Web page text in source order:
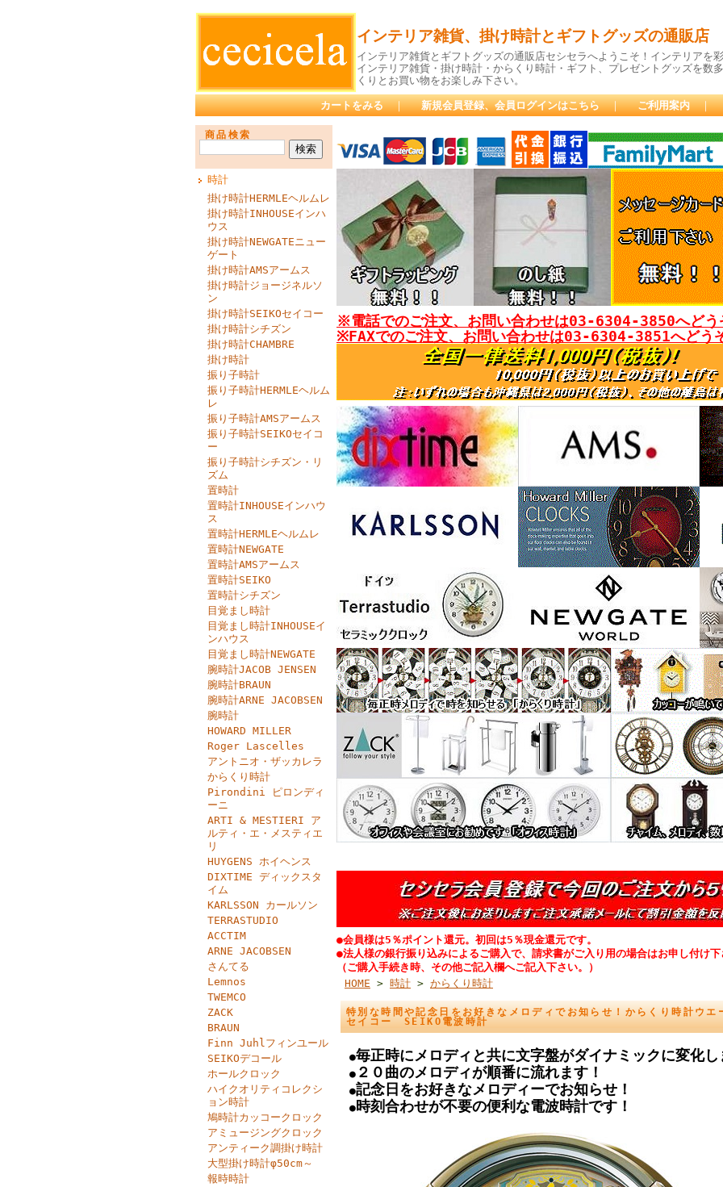
インテリア雑貨、掛け時計とギフトグッズの通販店
インテリア雑貨とギフトグッズの通販店セシセラへようこそ！インテリアを
インテリア雑貨・掛け時計・からくり時計・ギフト、プレゼントグッズを数
くりとお買い物をお楽しみ下さい。
カートをみる ｜ 新規会員登録、会員ログインはこちら ｜ ご利用案内 ｜
商品検索
時計
掛け時計HERMLEヘルムレ
掛け時計INHOUSEインハ
ウス
掛け時計NEWGATEニュー
ゲート
掛け時計AMSアームス
掛け時計ジョージネルソ
ン
掛け時計SEIKOセイコー
掛け時計シチズン
掛け時計CHAMBRE
掛け時計
振り子時計
振り子時計HERMLEヘルム
レ
振り子時計AMSアームス
振り子時計SEIKOセイコ
ー
振り子時計シチズン・リ
ズム
置時計
置時計INHOUSEインハウ
ス
置時計HERMLEヘルムレ
置時計NEWGATE
置時計AMSアームス
置時計SEIKO
置時計シチズン
目覚まし時計
目覚まし時計INHOUSEイ
ンハウス
目覚まし時計NEWGATE
腕時計JACOB JENSEN
腕時計BRAUN
腕時計ARNE JACOBSEN
腕時計
HOWARD MILLER
Roger Lascelles
アントニオ・ザッカレラ
からくり時計
Pirondini ピロンディ
ーニ
ARTI & MESTIERI ア
ルティ・エ・メスティエ
リ
HUYGENS ホイヘンス
DIXTIME ディックスタ
イム
KARLSSON カールソン
TERRASTUDIO
ACCTIM
ARNE JACOBSEN
さんてる
Lemnos
TWEMCO
ZACK
BRAUN
Finn Juhlフィンユール
SEIKOデコール
ホールクロック
ハイクオリティコレクシ
ョン時計
鳩時計カッコークロック
アミュージングクロック
アンティーク調掛け時計
大型掛け時計φ50cm～
報時時計
※電話でのご注文、お問い合わせは03-6304-3850へどう
※FAXでのご注文、お問い合わせは03-6304-3851へどう
●会員様は5％ポイント還元。初回は5％現金還元です。
●法人様の銀行振り込みによるご購入で、請求書がご入り用の場合はお申し付け下
（ご購入手続き時、その他ご記入欄へご記入下さい。）
HOME > 時計 > からくり時計
特別な時間や記念日をお好きなメロディでお知らせ！からくり時計ウ
セイコー SEIKO電波時計
●毎正時にメロディと共に文字盤がダイナミックに変化し
● ２０曲のメロディが順番に流れます！
●記念日をお好きなメロディーでお知らせ！
● 時刻合わせが不要の便利な電波時計です！